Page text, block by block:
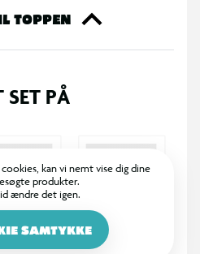
TOPPEN
SET PÅ
kan vi nemt vise dig dine
produkter.
ændre det igen.
SAMTYKKE